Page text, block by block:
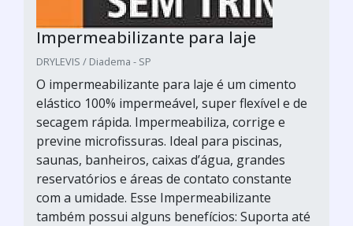
Impermeabilizante para laje
DRYLEVIS / Diadema - SP
O impermeabilizante para laje é um cimento
elástico 100% impermeável, super flexível e de
secagem rápida. Impermeabiliza, corrige e
previne microfissuras. Ideal para piscinas,
saunas, banheiros, caixas d’água, grandes
reservatórios e áreas de contato constante
com a umidade. Esse Impermeabilizante
também possui alguns benefícios: Suporta até